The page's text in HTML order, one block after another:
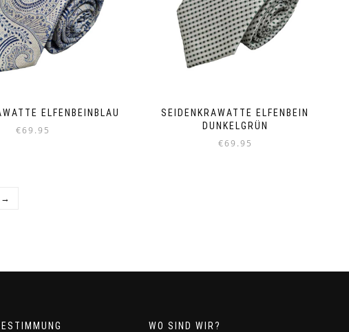
ELFENBEINBLAU
€69.95
SEIDENKRAWATTE ELFENBEIN
DUNKELGRÜN
€69.95
→
WO SIND WIR?